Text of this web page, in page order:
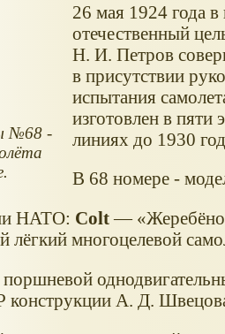
№68 -
26 мая 1924 года
отечественный
Н. И. Петров
в присутствии
испытания
изготовлен в пяти
линиях до 1930
В 68 номере -
НАТО: Colt—
лёгкий многоцелевой
поршневой
А. Д.